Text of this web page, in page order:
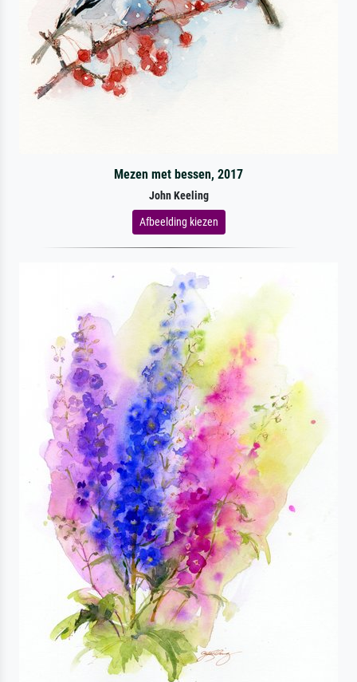
Mezen met bessen, 2017
John Keeling
Afbeelding kiezen